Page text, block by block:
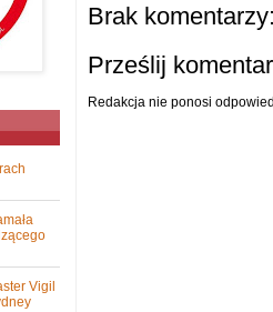
Brak
Prześlij
Redakcja nie ponosi
Vigil